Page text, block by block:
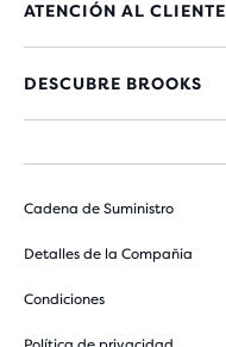
ATENCIÓN AL CLIENTE
DESCUBRE BROOKS
Cadena de Suministro
Detalles de la Compañia
Condiciones